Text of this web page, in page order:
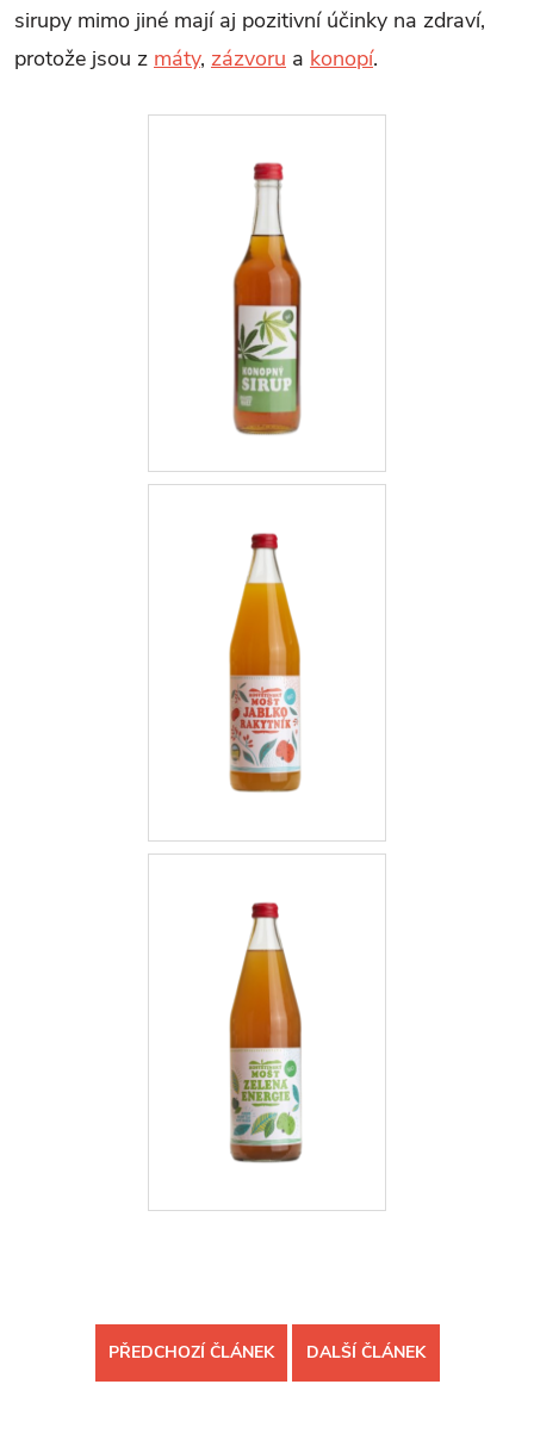
sirupy mimo jiné mají aj pozitivní účinky na zdraví,
protože jsou z máty, zázvoru a konopí.
PŘEDCHOZÍ ČLÁNEK DALŠÍ ČLÁNEK